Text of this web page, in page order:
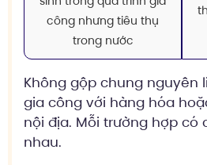
công nhưng tiêu thụ
trong nước
Không gộp chung nguyên
gia công với hàng hóa
nội địa. Mỗi trường hợp có
nhau.